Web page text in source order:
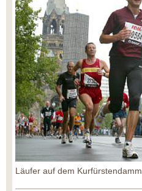
Läufer auf dem Kurfürstendamm